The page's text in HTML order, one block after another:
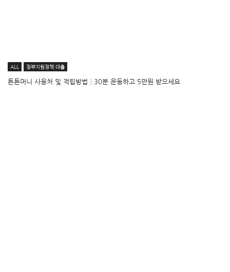
ALL 정부지원정책·대출
튼튼머니 사용처 및 적립방법│30분 운동하고 5만원 받으세요